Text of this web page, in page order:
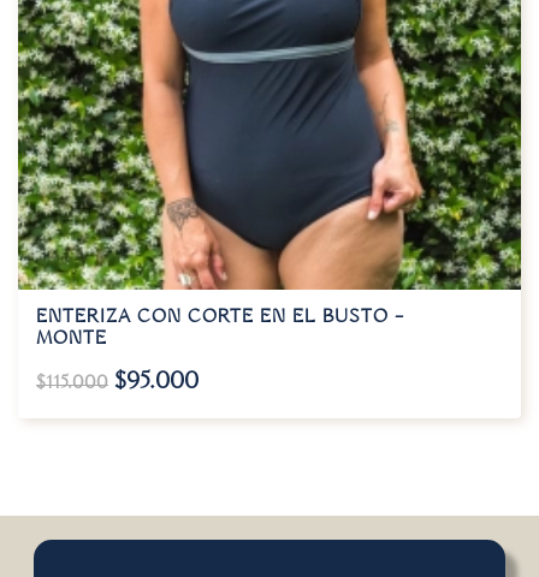
ENTERIZA CON CORTE EN EL BUSTO –
MONTE
$115.000 $95.000